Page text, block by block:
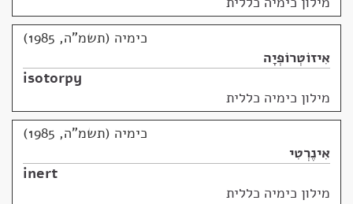
כימיה (תשמ"ה, 1985)
אִיזוֹטְרוֹפְּיָה
isotorpy
מילון כימיה כללית
כימיה (תשמ"ה, 1985)
אִינֶרְטִי
inert
מילון כימיה כללית